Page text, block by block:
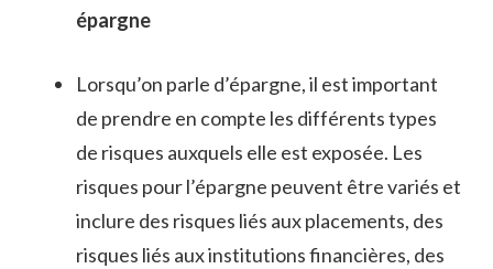
épargne
Lorsqu’on parle d’épargne, il est important
de prendre en compte les différents types
de risques auxquels elle est exposée. Les
risques pour l’épargne peuvent être variés et
inclure des risques liés aux placements, des
risques liés aux institutions financières, des